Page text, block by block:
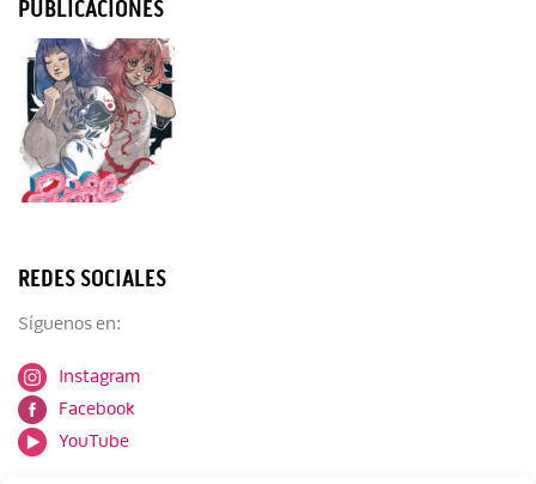
PUBLICACIONES
REDES SOCIALES
Síguenos en:
Instagram
Facebook
YouTube